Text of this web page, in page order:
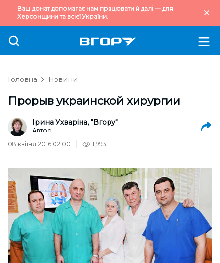
Ваш донат допомагає нам працювати й далі — для
Херсонщини та всієї України.
Головна Новини
Прорыв украинской хирургии
Ірина Ухваріна, "Вгору"
Автор
08 квітня 2016 02:00
1,993